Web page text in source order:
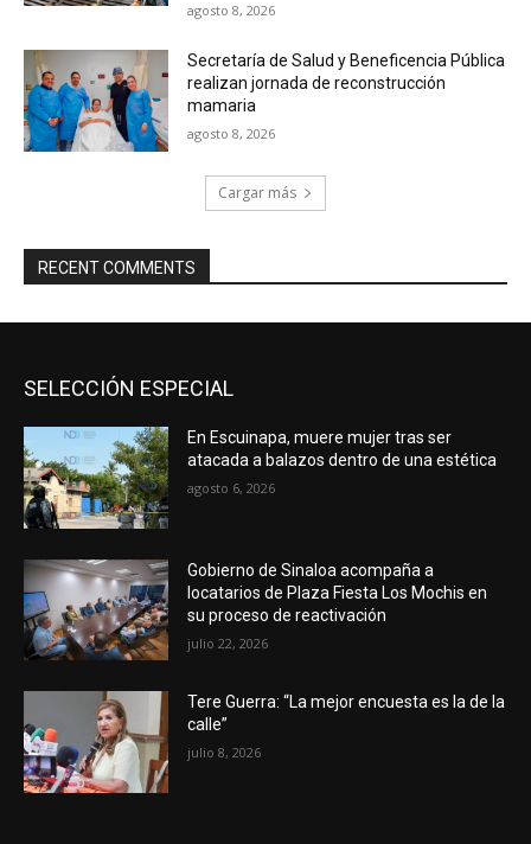
agosto 8, 2026
Secretaría de Salud y Beneficencia Pública
realizan jornada de reconstrucción
mamaria
agosto 8, 2026
Cargar más
RECENT COMMENTS
SELECCIÓN ESPECIAL
En Escuinapa, muere mujer tras ser
atacada a balazos dentro de una estética
agosto 6, 2026
Gobierno de Sinaloa acompaña a
locatarios de Plaza Fiesta Los Mochis en
su proceso de reactivación
julio 22, 2026
Tere Guerra: “La mejor encuesta es la de la
calle”
julio 8, 2026